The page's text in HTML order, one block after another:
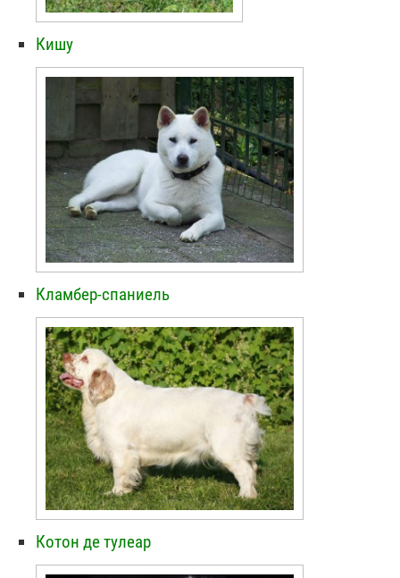
Кишу
Кламбер-спаниель
Котон де тулеар